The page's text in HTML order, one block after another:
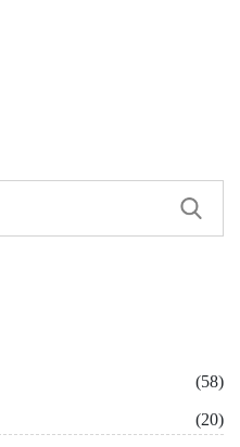
(58)
(20)